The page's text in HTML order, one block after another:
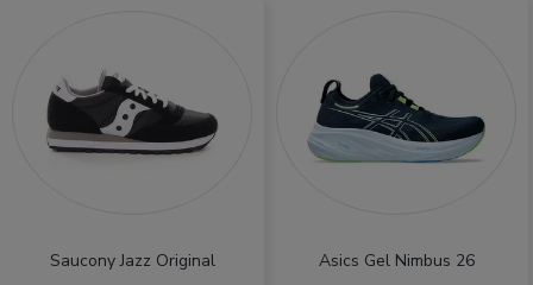
Saucony Jazz Original Asics Gel Nimbus 26